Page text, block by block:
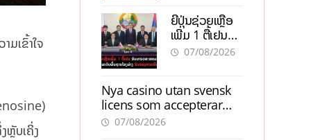
ເຂົ້າໃຈ
ຫຼັບເຄິ່ງ
ສາກົນ, ຫັນສູ່ດິຈິ
ຕອນ
ຍີ່ປຸ່ນຊ່ວຍເຫຼືອ
ເພີ່ມ 1 ຕື້ເຢນ
ອັບເກຣດ
ເຕີບໂຕ
07/08/2026
Nya casino utan svensk
licens som accepterar
Swish: En jämförelse
07/08/2026